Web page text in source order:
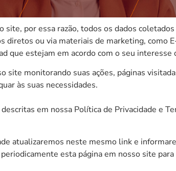
por essa razão, todos os dados
diretos ou via materiais de marketing, como
que estejam em acordo com o seu interesse
monitorando suas ações, páginas
às suas necessidades.
em nossa Política de Privacidade e
atualizaremos neste mesmo link e
esta página em nosso site